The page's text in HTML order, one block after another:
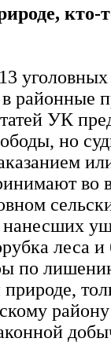
кто-
районные
УК
но
во
леса и
по